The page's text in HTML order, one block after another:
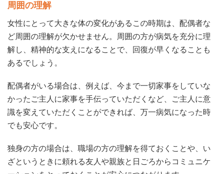
周囲の理解
女性にとって大きな体の変化があるこの時期は、配偶者な
ど周囲の理解が欠かせません。周囲の方が病気を充分に理
解し、精神的な支えになることで、回復が早くなることも
あるでしょう。
配偶者がいる場合は、例えば、今まで一切家事をしていな
かったご主人に家事を手伝っていただくなど、ご主人に意
識を変えていただくことができれば、万一病気になった時
でも安心です。
独身の方の場合は、職場の方の理解を得ておくことや、い
ざというときに頼れる友人や親族と日ごろからコミュニケ